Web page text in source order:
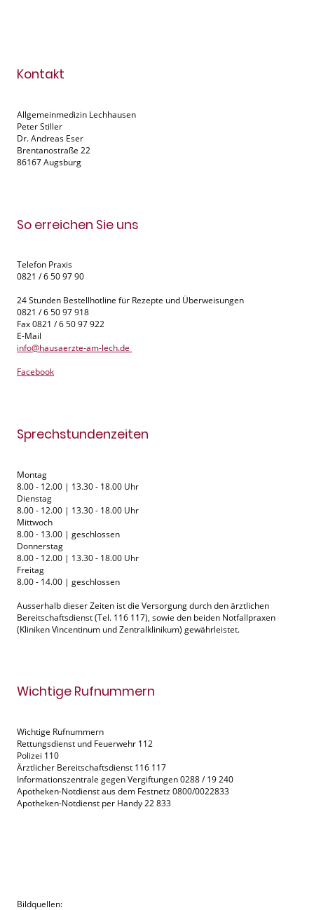
Kontakt
Allgemeinmedizin Lechhausen
Peter Stiller
Dr. Andreas Eser
Brentanostraße 22
86167 Augsburg
So erreichen Sie uns
Telefon Praxis
0821 / 6 50 97 90
24 Stunden Bestellhotline für Rezepte und Überweisungen
0821 / 6 50 97 918
Fax 0821 / 6 50 97 922
E-Mail
info@hausaerzte-am-lech.de
Facebook
Sprechstundenzeiten
Montag
8.00 - 12.00 | 13.30 - 18.00 Uhr
Dienstag
8.00 - 12.00 | 13.30 - 18.00 Uhr
Mittwoch
8.00 - 13.00 | geschlossen
Donnerstag
8.00 - 12.00 | 13.30 - 18.00 Uhr
Freitag
8.00 - 14.00 | geschlossen
Ausserhalb dieser Zeiten ist die Versorgung durch den ärztlichen
Bereitschaftsdienst (Tel. 116 117), sowie den beiden Notfallpraxen
(Kliniken Vincentinum und Zentralklinikum) gewährleistet.
Wichtige Rufnummern
Wichtige Rufnummern
Rettungsdienst und Feuerwehr 112
Polizei 110
Ärztlicher Bereitschaftsdienst 116 117
Informationszentrale gegen Vergiftungen 0288 / 19 240
Apotheken-Notdienst aus dem Festnetz 0800/0022833
Apotheken-Notdienst per Handy 22 833
Bildquellen: